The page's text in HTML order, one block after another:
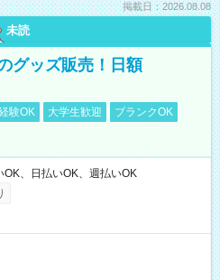
掲載日：2026.08.08
未読
グッズ販売！日額
験OK 大学生歓迎
ブランクOK
、日払いOK、週払いOK